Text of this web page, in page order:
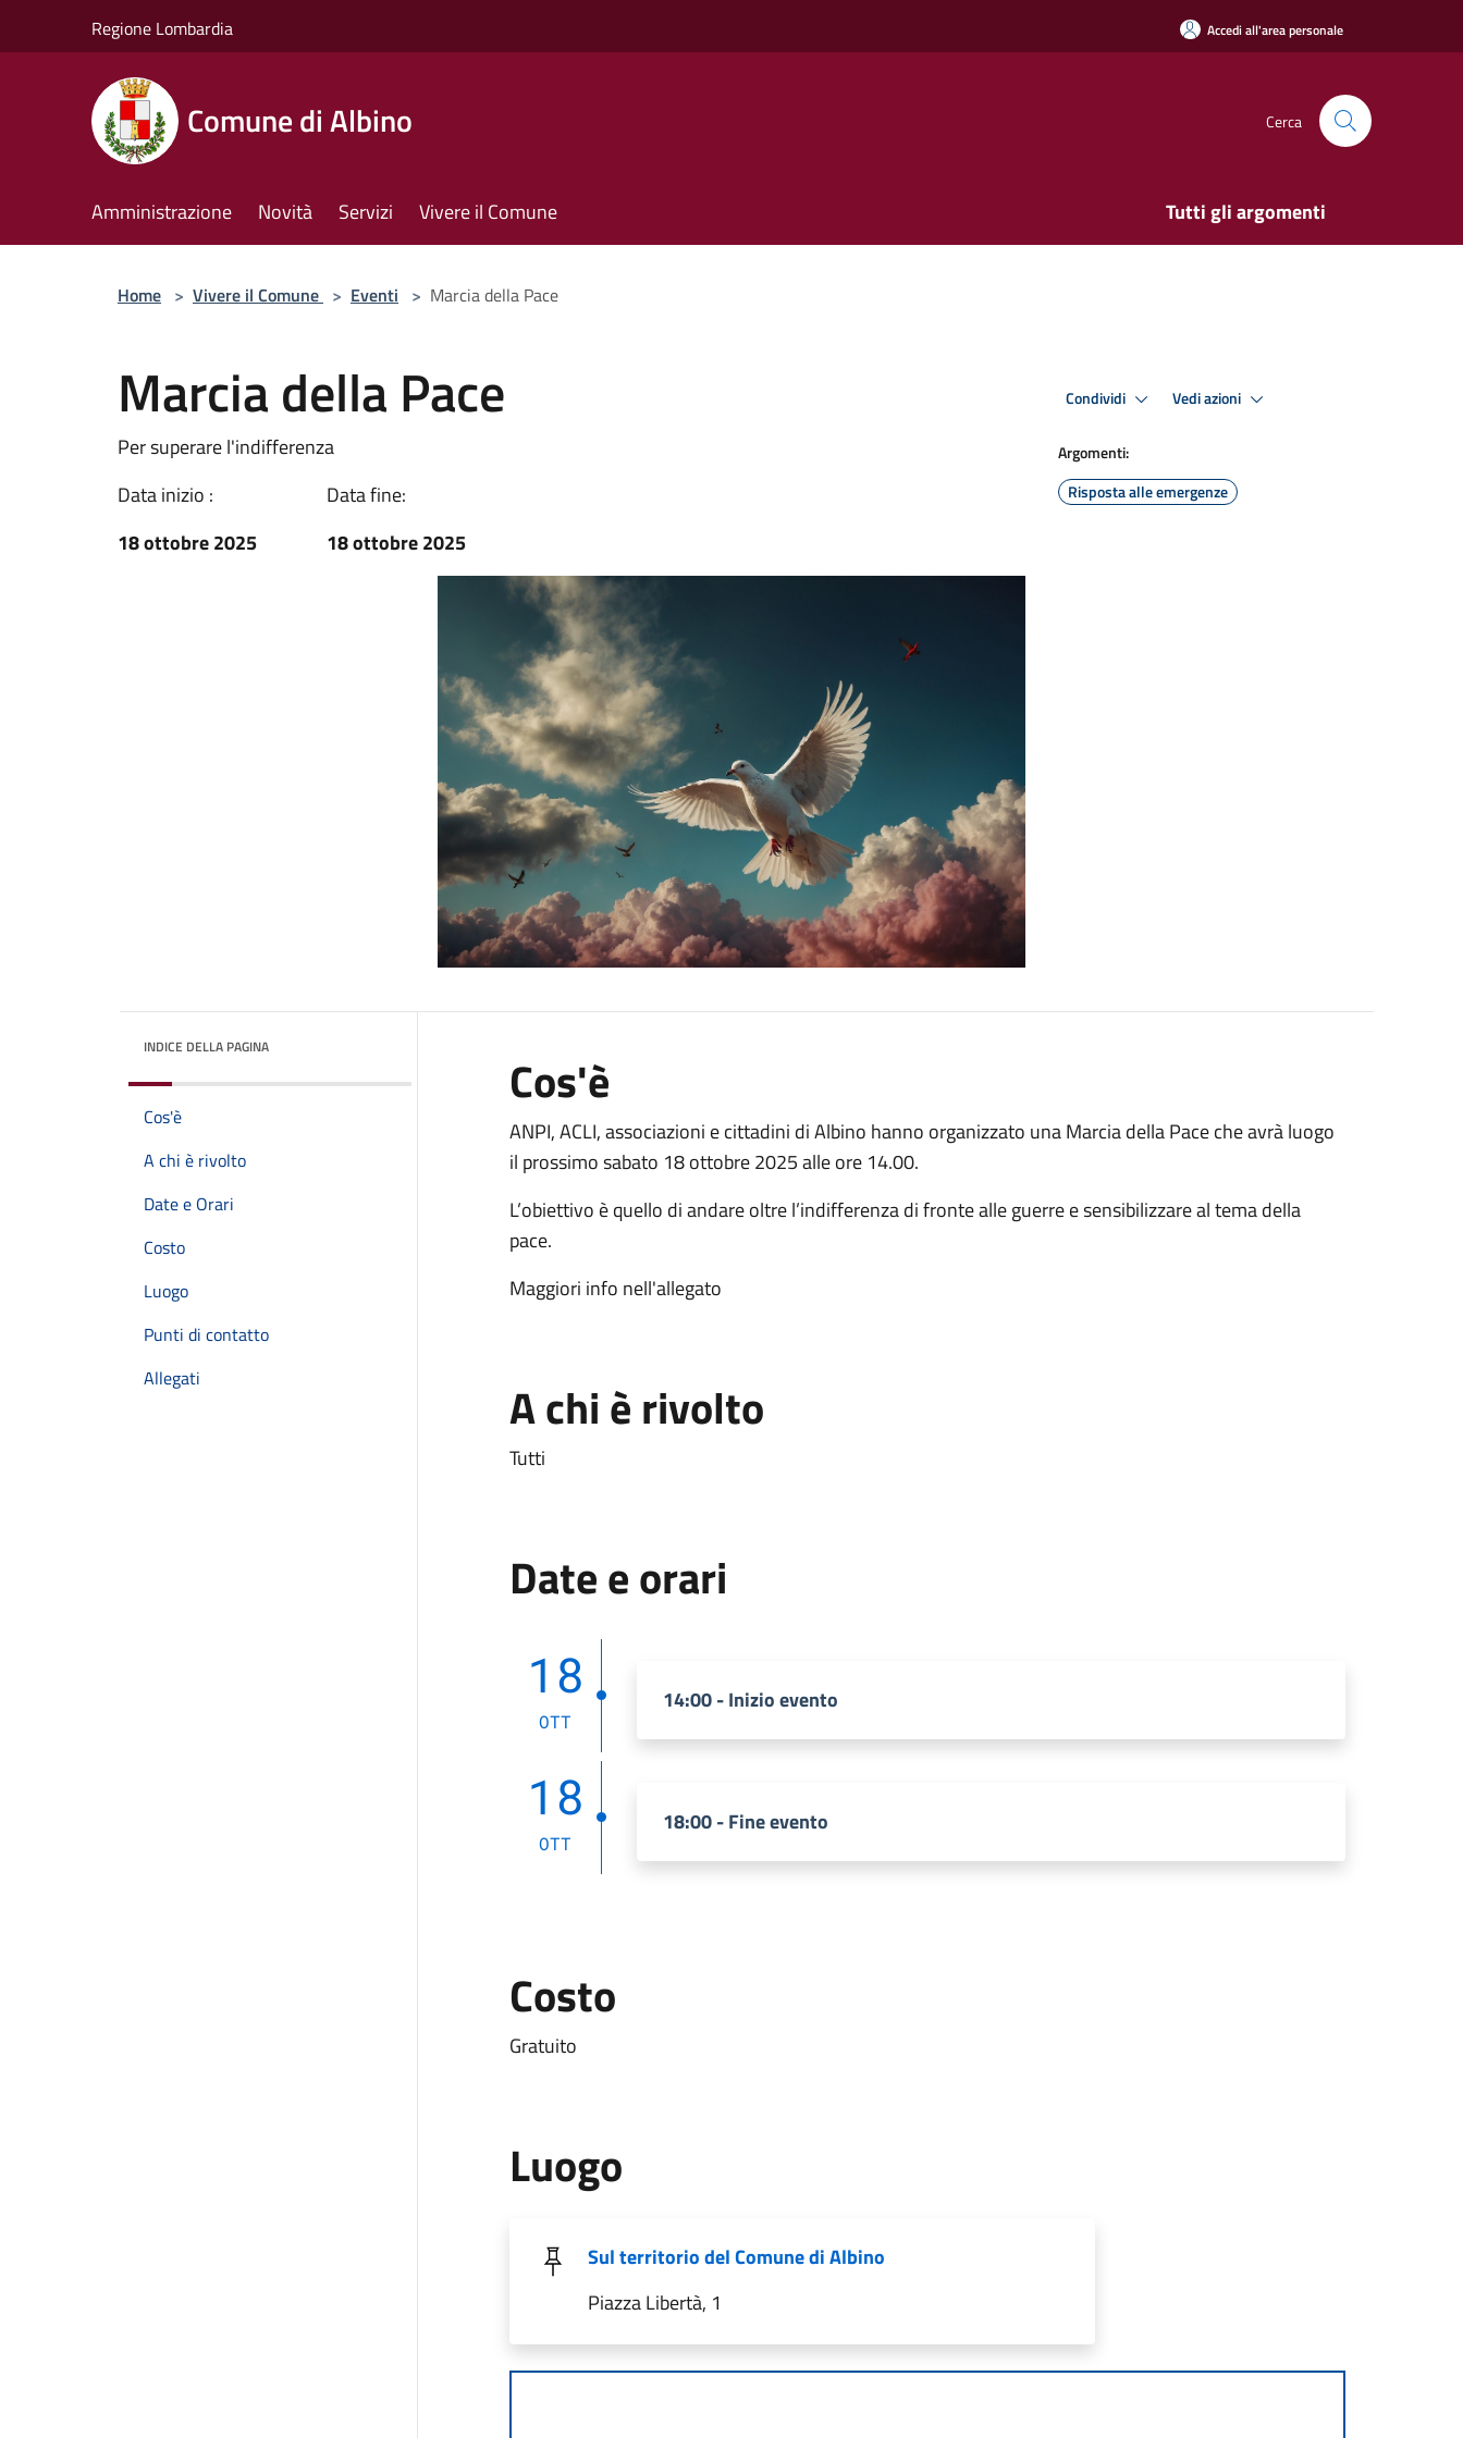
Regione Lombardia Accedi all'area personale
Comune di Albino Cerca
Amministrazione Novità Servizi Vivere il Comune Tutti gli argomenti
Home > Vivere il Comune > Eventi > Marcia della Pace
Marcia della Pace
Per superare l'indifferenza
Data inizio :
18 ottobre 2025
Data fine:
18 ottobre 2025
Condividi Vedi azioni
Argomenti:
Risposta alle emergenze
INDICE DELLA PAGINA
Cos'è
A chi è rivolto
Date e Orari
Costo
Luogo
Punti di contatto
Allegati
Cos'è
ANPI, ACLI, associazioni e cittadini di Albino hanno organizzato una Marcia della Pace che avrà luogo
il prossimo sabato 18 ottobre 2025 alle ore 14.00.
L’obiettivo è quello di andare oltre l’indifferenza di fronte alle guerre e sensibilizzare al tema della
pace.
Maggiori info nell'allegato
A chi è rivolto
Tutti
Date e orari
18
OTT
14:00 - Inizio evento
18
OTT
18:00 - Fine evento
Costo
Gratuito
Luogo
Sul territorio del Comune di Albino
Piazza Libertà, 1